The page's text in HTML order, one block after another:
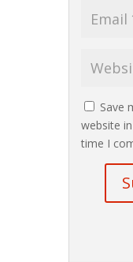
Save
website
time I